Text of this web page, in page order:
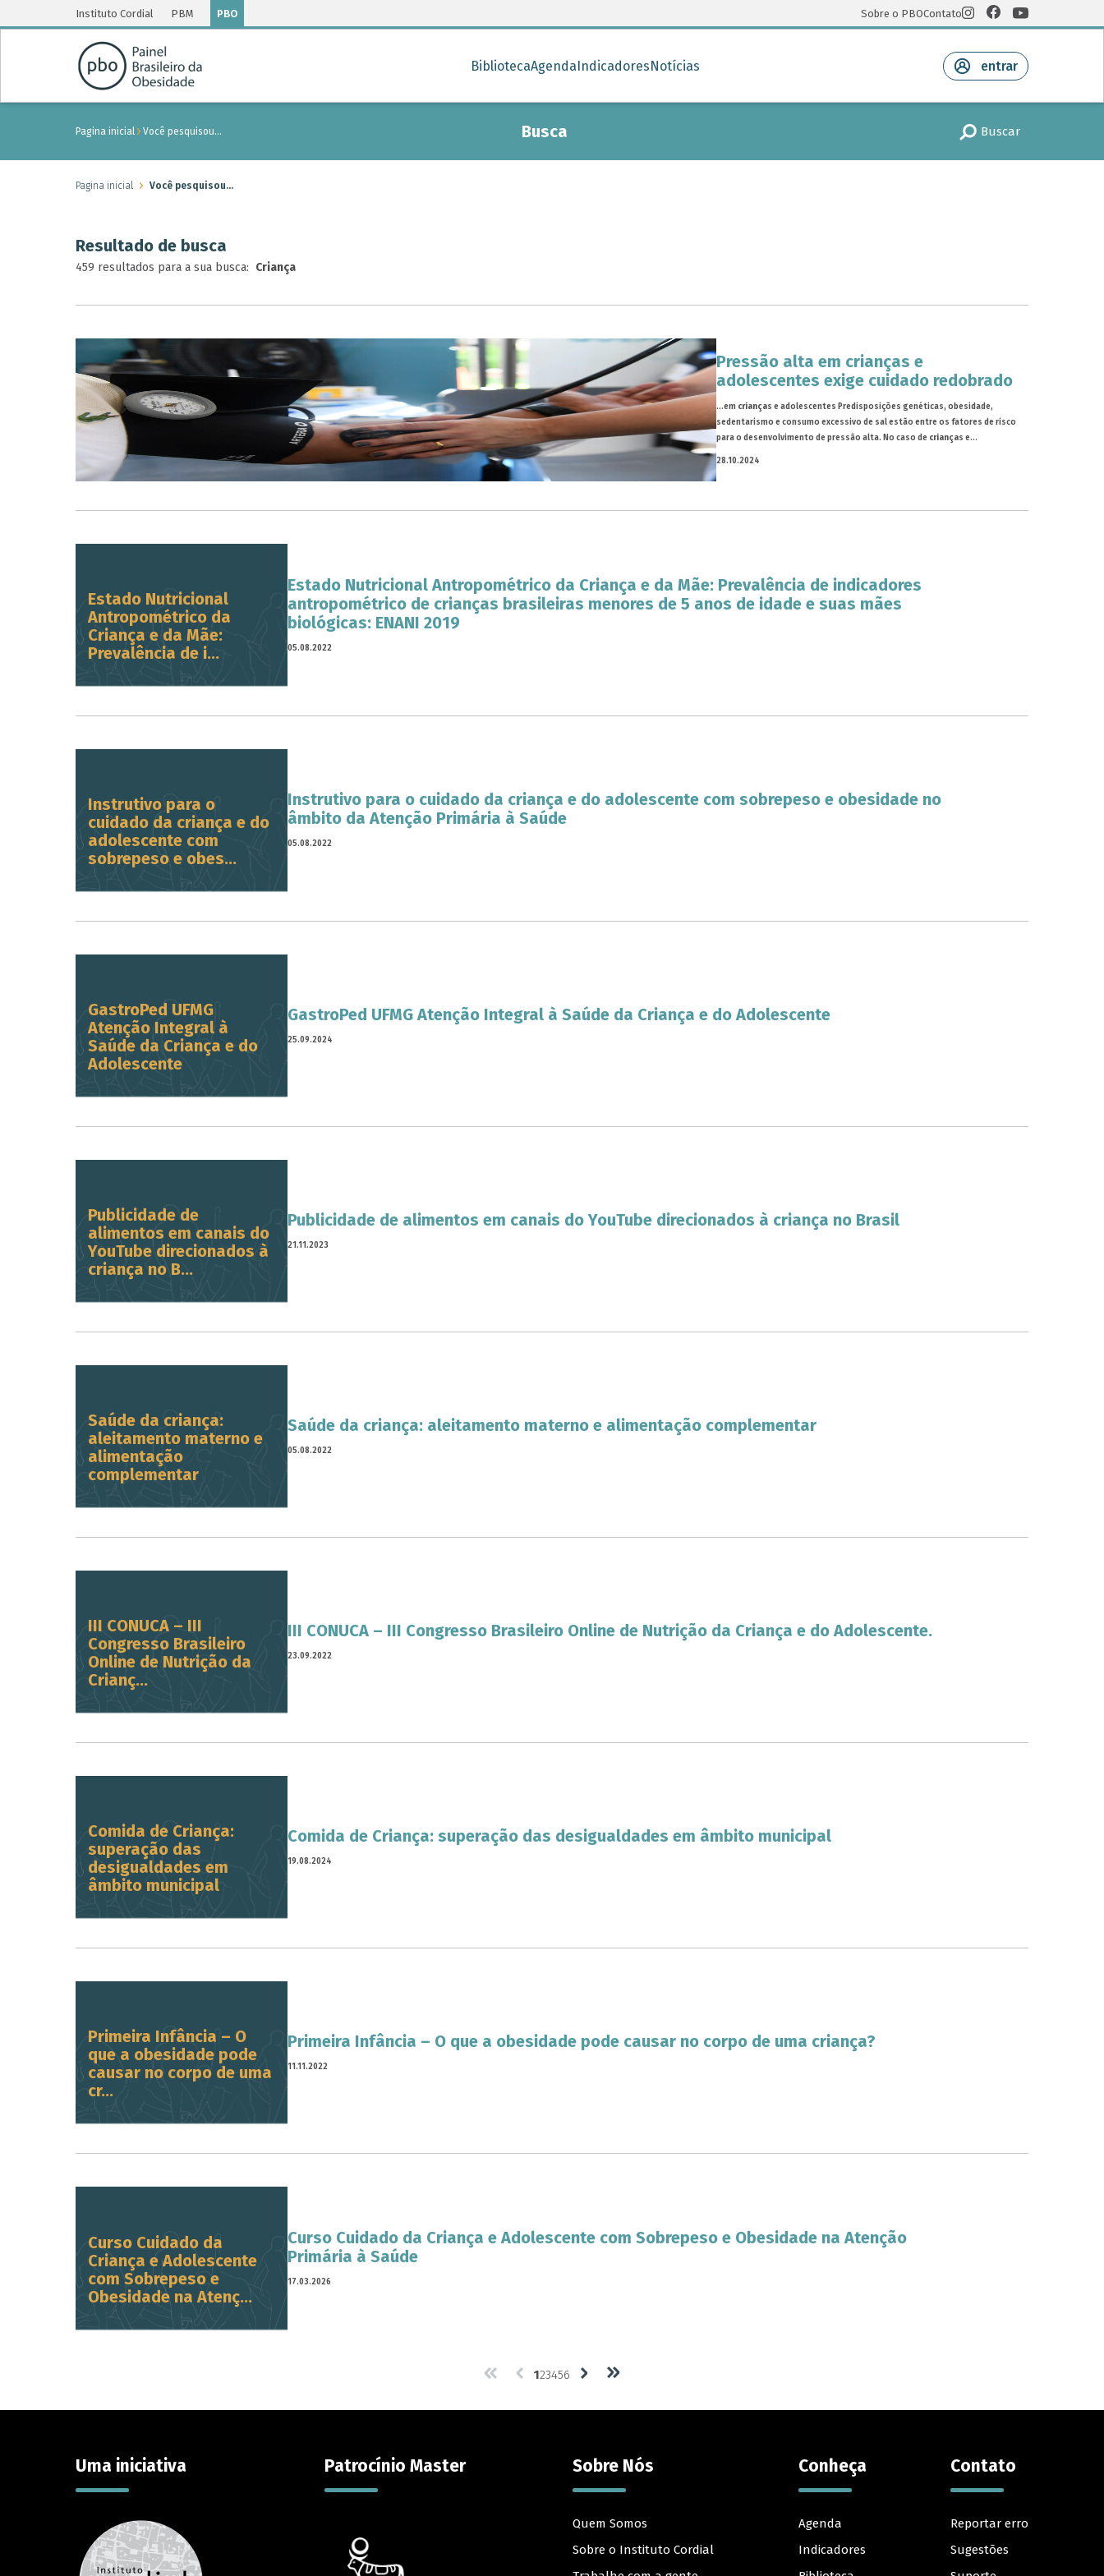
Instituto Cordial PBM PBO Sobre o PBOContato
BibliotecaAgendaIndicadoresNotícias entrar
Pagina inicial Você pesquisou… Busca Buscar
Pagina inicial Você pesquisou…
Resultado de busca
459 resultados para a sua busca: Criança
Pressão alta em crianças e
adolescentes exige cuidado redobrado
...em crianças e adolescentes Predisposições genéticas, obesidade,
sedentarismo e consumo excessivo de sal estão entre os fatores de risco
para o desenvolvimento de pressão alta. No caso de crianças e...
28.10.2024
Estado Nutricional
Antropométrico da
Criança e da Mãe:
Prevalência de i...
Estado Nutricional Antropométrico da Criança e da Mãe: Prevalência de indicadores
antropométrico de crianças brasileiras menores de 5 anos de idade e suas mães
biológicas: ENANI 2019
05.08.2022
Instrutivo para o
cuidado da criança e do
adolescente com
sobrepeso e obes...
Instrutivo para o cuidado da criança e do adolescente com sobrepeso e obesidade no
âmbito da Atenção Primária à Saúde
05.08.2022
GastroPed UFMG
Atenção Integral à
Saúde da Criança e do
Adolescente
GastroPed UFMG Atenção Integral à Saúde da Criança e do Adolescente
25.09.2024
Publicidade de
alimentos em canais do
YouTube direcionados à
criança no B...
Publicidade de alimentos em canais do YouTube direcionados à criança no Brasil
21.11.2023
Saúde da criança:
aleitamento materno e
alimentação
complementar
Saúde da criança: aleitamento materno e alimentação complementar
05.08.2022
III CONUCA – III
Congresso Brasileiro
Online de Nutrição da
Crianç...
III CONUCA – III Congresso Brasileiro Online de Nutrição da Criança e do Adolescente.
23.09.2022
Comida de Criança:
superação das
desigualdades em
âmbito municipal
Comida de Criança: superação das desigualdades em âmbito municipal
19.08.2024
Primeira Infância – O
que a obesidade pode
causar no corpo de uma
cr...
Primeira Infância – O que a obesidade pode causar no corpo de uma criança?
11.11.2022
Curso Cuidado da
Criança e Adolescente
com Sobrepeso e
Obesidade na Atenç...
Curso Cuidado da Criança e Adolescente com Sobrepeso e Obesidade na Atenção
Primária à Saúde
17.03.2026
123456
Uma iniciativa Patrocínio Master Sobre Nós
Quem Somos
Sobre o Instituto Cordial
Conheça
Agenda
Indicadores
Contato
Reportar erro
Sugestões